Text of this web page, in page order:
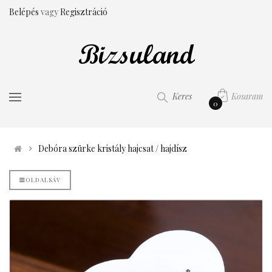
Belépés vagyRegisztráció
Kosaram
0
Keres
Debóra szürke kristály hajcsat / hajdísz
OLDALSÁV